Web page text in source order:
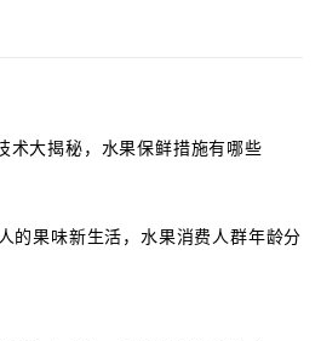
术大揭秘，水果保鲜措施有哪些
的果味新生活，水果消费人群年龄分